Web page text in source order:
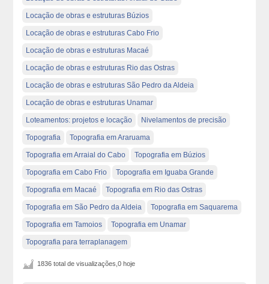
Locação de obras e estruturas Búzios
Locação de obras e estruturas Cabo Frio
Locação de obras e estruturas Macaé
Locação de obras e estruturas Rio das Ostras
Locação de obras e estruturas São Pedro da Aldeia
Locação de obras e estruturas Unamar
Loteamentos: projetos e locação Nivelamentos de precisão
Topografia Topografia em Araruama
Topografia em Arraial do Cabo Topografia em Búzios
Topografia em Cabo Frio Topografia em Iguaba Grande
Topografia em Macaé Topografia em Rio das Ostras
Topografia em São Pedro da Aldeia Topografia em Saquarema
Topografia em Tamoios Topografia em Unamar
Topografia para terraplanagem
1836 total de visualizações,0 hoje